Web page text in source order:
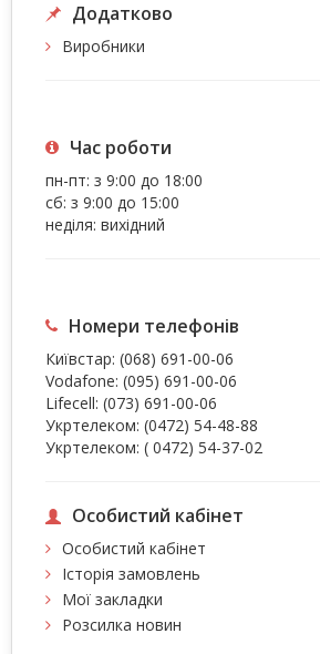
Додатково
Виробники
Час роботи
пн-пт: з 9:00 до 18:00
сб: з 9:00 до 15:00
неділя: вихідний
Номери телефонів
Київстар: (068) 691-00-06
Vodafone: (095) 691-00-06
Lifecell: (073) 691-00-06
Укртелеком: (0472) 54-48-88
Укртелеком: ( 0472) 54-37-02
Особистий кабінет
Особистий кабінет
Історія замовлень
Мої закладки
Розсилка новин